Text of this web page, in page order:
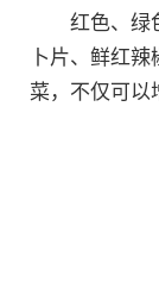
红色、绿色
卜片、鲜红
菜，不仅可以